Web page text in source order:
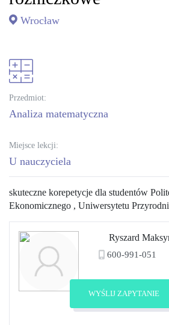
Wrocław
Przedmiot:
analiza matematyczna
Miejsce lekcji:
U nauczyciela
skuteczne korepetycje dla studentów
Ekonomicznego , Uniwersytetu
Ryszard
600-991-051
WYŚLIJ ZAPYTANIE